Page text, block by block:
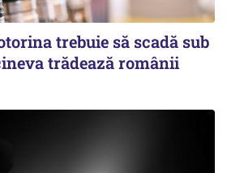
trebuie să scadă sub
trădează românii